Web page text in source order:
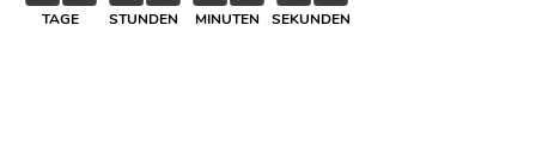
TAGE STUNDEN MINUTEN SEKUNDEN